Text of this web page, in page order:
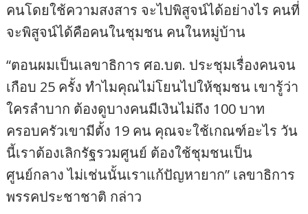
คนโดยใช้ความสงสาร จะไปพิสูจน์ได้อย่างไร คนที่
จะพิสูจน์ได้คือคนในชุมชน คนในหมู่บ้าน
“ตอนผมเป็นเลขาธิการ ศอ.บต. ประชุมเรื่องคนจน
เกือบ 25 ครั้ง ทำไมคุณไม่โยนไปให้ชุมชน เขารู้ว่า
ใครลำบาก ต้องดูบางคนมีเงินไม่ถึง 100 บาท
ครอบครัวเขามีตั้ง 19 คน คุณจะใช้เกณฑ์อะไร วัน
นี้เราต้องเลิกรัฐรวมศูนย์ ต้องใช้ชุมชนเป็น
ศูนย์กลาง ไม่เช่นนั้นเราแก้ปัญหายาก” เลขาธิการ
พรรคประชาชาติ กล่าว